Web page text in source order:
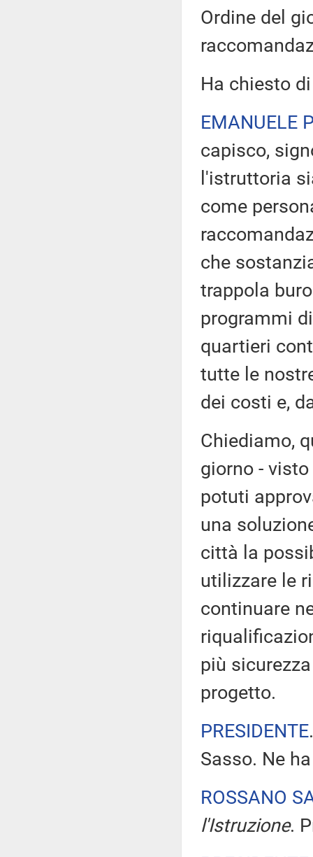
Ordine del
Ha chiesto
EMANUELE
capisco,
l'istruttoria
come
che
trappola
programmi
quartieri
tutte le
dei costi e,
Chiediamo,
giorno -
potuti
una
città la
utilizzare le
continuare
più
progetto.
PRESIDENTE
Sasso. Ne
ROSSANO
l'Istruzione.